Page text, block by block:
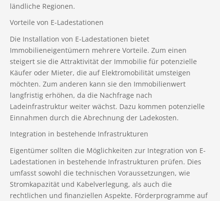
Monatliche Belastung
ländliche Regionen.
Vorteile von E-Ladestationen
Die Installation von E-Ladestationen bietet
Immobilieneigentümern mehrere Vorteile. Zum einen
steigert sie die Attraktivität der Immobilie für potenzielle
Käufer oder Mieter, die auf Elektromobilität umsteigen
möchten. Zum anderen kann sie den Immobilienwert
langfristig erhöhen, da die Nachfrage nach
Ladeinfrastruktur weiter wächst. Dazu kommen potenzielle
Einnahmen durch die Abrechnung der Ladekosten.
Integration in bestehende Infrastrukturen
Eigentümer sollten die Möglichkeiten zur Integration von E-
Ladestationen in bestehende Infrastrukturen prüfen. Dies
umfasst sowohl die technischen Voraussetzungen, wie
Stromkapazität und Kabelverlegung, als auch die
rechtlichen und finanziellen Aspekte. Förderprogramme auf